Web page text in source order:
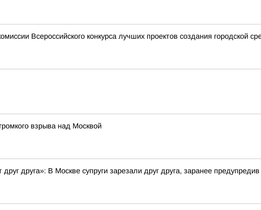
Всероссийского конкурса лучших проектов создания городской
взрыва над Москвой
друга»: В Москве супруги зарезали друг друга, заранее